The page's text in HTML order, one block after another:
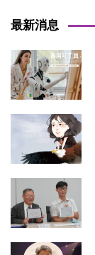
最新消息